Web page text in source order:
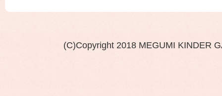
(C)Copyright 2018 MEGUMI KINDER